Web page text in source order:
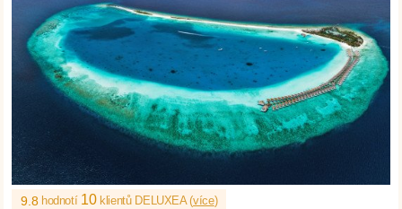
9.8 hodnotí 10klientů DELUXEA (více)